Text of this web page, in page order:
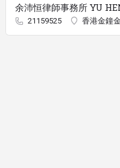
余沛恒律師事務所 YU
21159525 香港金鐘